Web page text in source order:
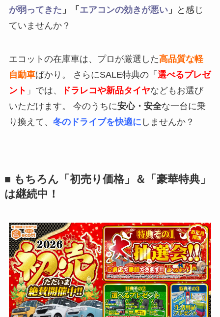
が弱ってきた 」「 エアコンの効きが悪い」
と感じ
ていませんか？
エコットの在庫車は、プロが厳選した高品質な軽
自動車ばかり。 さらにSALE特典の「 選べるプレゼ
ント 」では、 ドラレコや新品タイヤなどもお選び
いただけます。 今のうちに安心・安全な一台に乗
り換えて、 冬のドライブを快適に しませんか？
■ もちろん「初売り価格」＆「豪華特典」
は継続中！